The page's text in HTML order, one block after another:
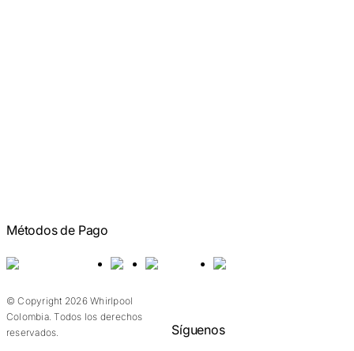
Métodos de Pago
American Express
Visa Mastercard
© Copyright 2026 Whirlpool
Colombia. Todos los derechos
reservados.
Síguenos